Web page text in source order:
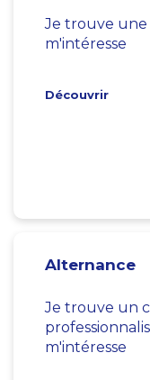
Je trouve
m'intéresse
Découvrir
Alternance
Je trouve un
m'intéresse